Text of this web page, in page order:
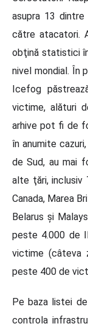
asupra 13
către atacatori.
obţină statistici
nivel mondial. În
Icefog
victime, alături
arhive pot fi de
în anumite
de Sud, au mai
alte ţări, inclusiv
Canada, Marea
Belarus şi
peste 4.000 de
victime (câteva
peste 400 de
Pe baza listei
controla